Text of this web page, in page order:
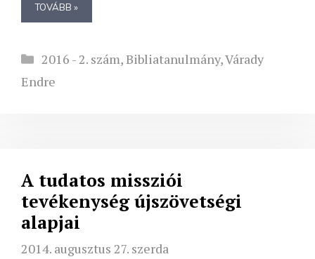
TOVÁBB »
Kategória
2016 - 2. szám,Bibliatanulmány,Várady
Endre
A tudatos missziói
tevékenység újszövetségi
alapjai
2014. augusztus 27. szerda